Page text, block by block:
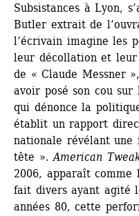
Subsistances à Lyon,
Butler extrait de
l’écrivain imagine les
leur décollation et
de « Claude Messner
avoir posé son cou sur
qui dénonce la
établit un rapport
nationale révélant
tête ». American
2006, apparaît comme
fait divers ayant agité
années 80, cette